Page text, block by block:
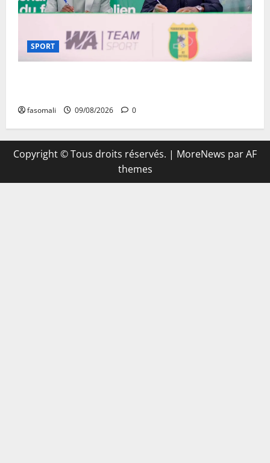
SPORT
fasomali 09/08/2026 0
Copyright © Tous droits réservés. | MoreNews par AF
themes